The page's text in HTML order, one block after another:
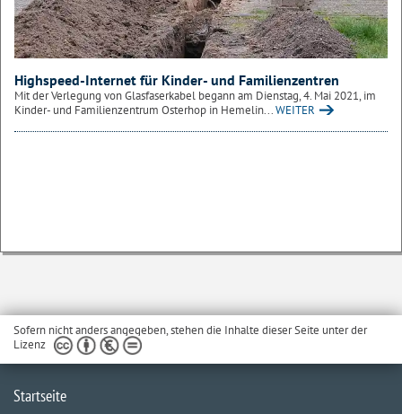
Highspeed-Internet für Kinder- und Familienzentren
Mit der Verlegung von Glasfaserkabel begann am Dienstag, 4. Mai 2021, im
Kinder- und Familienzentrum Osterhop in Hemelin...WEITER
Sofern nicht anders angegeben, stehen die Inhalte dieser Seite unter der
Lizenz
Startseite